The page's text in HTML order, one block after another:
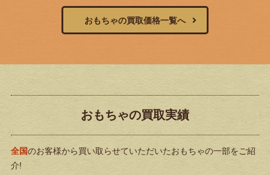
おもちゃの買取価格一覧へ
おもちゃの買取実績
全国のお客様から買い取らせていただいたおもちゃの一部をご紹
介!